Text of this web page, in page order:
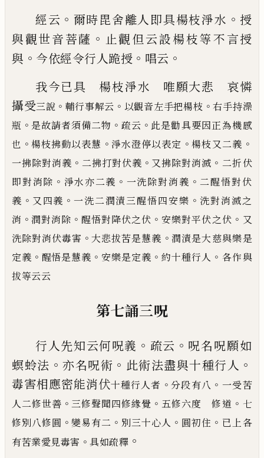
經云 。 爾時毘舍離人即具楊枝淨水 。 授
與觀世音菩薩 。 止觀但云設楊枝等不言授
與 。 今依經令行人跪授 。 唱云 。
我今已具 楊枝淨水 唯願大悲 哀憐
攝受三說 。 輔行事解云 。 以觀音左手把楊枝 。 右手持澡
瓶 。 是故請者須備二物 。 疏云 。 此是勸具要因正為機感
也 。 楊枝拂動以表慧 。 淨水澄停以表定 。 楊枝又二義 。
一拂除對消義 。 二拂打對伏義 。 又拂除對消滅 。 二折伏
即對消除 。 淨水亦二義 。 一洗除對消義 。 二醒悟對伏
義 。 又四義 。 一洗二潤漬三醒悟四安樂 。 洗對消滅之
消 。 潤對消除 。 醒悟對降伏之伏 。 安樂對平伏之伏 。 又
洗除對消伏毒害 。 大悲拔苦是慧義 。 潤漬是大慈與樂是
定義 。 醒悟是慧義 。 安樂是定義 。 約十種行人 。 各作與
拔等云云
第七誦三呪
行人先知云何呪義 。 疏云 。 呪名呪願如
螟蛉法 。 亦名呪術 。 此術法盡與十種行人 。
毒害相應密能消伏十種行人者 。 分段有八 。 一受苦
人二修世善 。 三修聲聞四修緣覺 。 五修六度 修道 。 七
修別八修圓 。 變易有二 。 別三十心人 。 圓初住 。 已上各
有苦業愛見毒害 。 具如疏釋 。